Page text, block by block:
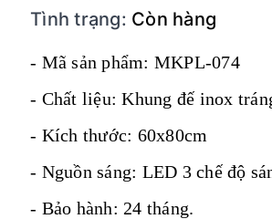
Tình trạng: Còn hàng
- Mã sản phẩm: MKPL-074
- Chất liệu: Khung đế inox
- Kích thước: 60x80cm
- Nguồn sáng: LED 3 chế độ
- Bảo hành: 24 tháng.